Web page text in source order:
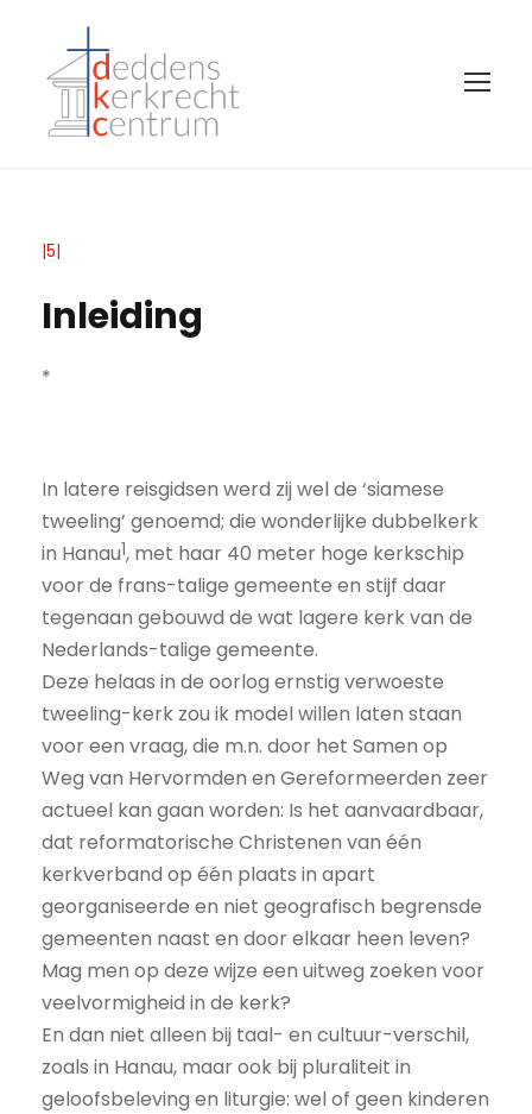
|5|
Inleiding
*
In latere reisgidsen werd zij wel de ‘siamese
tweeling’ genoemd; die wonderlijke dubbelkerk
in Hanau1, met haar 40 meter hoge kerkschip
voor de frans-talige gemeente en stijf daar
tegenaan gebouwd de wat lagere kerk van de
Nederlands-talige gemeente.
Deze helaas in de oorlog ernstig verwoeste
tweeling-kerk zou ik model willen laten staan
voor een vraag, die m.n. door het Samen op
Weg van Hervormden en Gereformeerden zeer
actueel kan gaan worden: Is het aanvaardbaar,
dat reformatorische Christenen van één
kerkverband op één plaats in apart
georganiseerde en niet geografisch begrensde
gemeenten naast en door elkaar heen leven?
Mag men op deze wijze een uitweg zoeken voor
veelvormigheid in de kerk?
En dan niet alleen bij taal- en cultuur-verschil,
zoals in Hanau, maar ook bij pluraliteit in
geloofsbeleving en liturgie: wel of geen kinderen